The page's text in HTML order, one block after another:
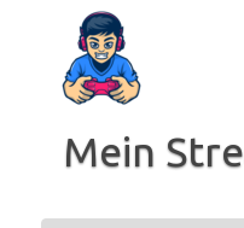
springen
Mein